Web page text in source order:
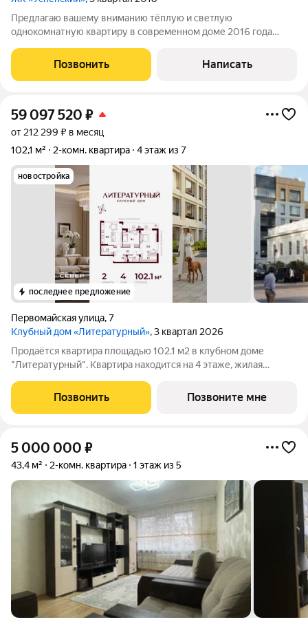
Предлагаю вашему вниманию тёплую и светлую
однокомнатную квартиру в современном доме 2016 года
метры, это пространство, наполненное светом и уютом. В чём
главная «фишка»? В комнате целых 2
Позвонить Написать
59 097 520 ₽
от 212 299 ₽ в месяц
102,1 м²
2-комн. квартира 4 этаж из 7
новостройка
последнее предложение
Первомайская улица,7
Клубный дом «Литературный», 3 квартал 2026
Продаётся квартира площадью 102.1 м2 в клубном доме
"Литературный". Квартира находится на 4 этаже, жилая
Среди особенностей планировки изолированные комнаты с
окнами на одну сторону, 1
Позвонить Позвоните мне
5 000 000 ₽
43,4 м² 2-комн. квартира 1 этаж из 5